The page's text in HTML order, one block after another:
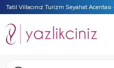
Tatil Villacınız Turizm Seyahat